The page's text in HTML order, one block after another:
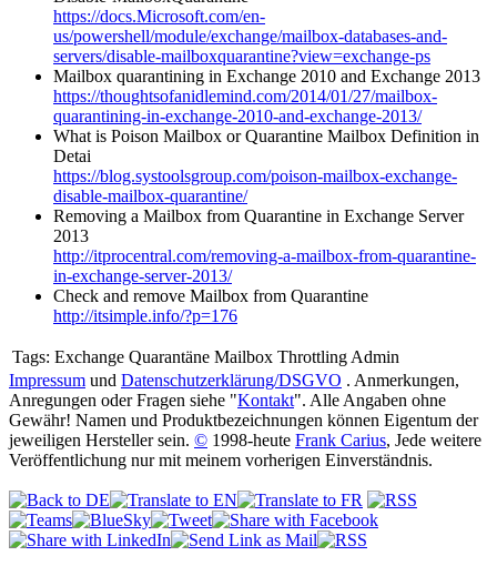
https://docs.Microsoft.com/en-
us/powershell/module/exchange/mailbox-databases-and-
servers/disable-mailboxquarantine?view=exchange-ps
Mailbox quarantining in Exchange 2010 and Exchange 2013
https://thoughtsofanidlemind.com/2014/01/27/mailbox-
quarantining-in-exchange-2010-and-exchange-2013/
What is Poison Mailbox or Quarantine Mailbox Definition in
Detai
https://blog.systoolsgroup.com/poison-mailbox-exchange-
disable-mailbox-quarantine/
Removing a Mailbox from Quarantine in Exchange Server
2013
http://itprocentral.com/removing-a-mailbox-from-quarantine-
in-exchange-server-2013/
Check and remove Mailbox from Quarantine
http://itsimple.info/?p=176
Tags: Exchange Quarantäne Mailbox Throttling Admin
Impressum und Datenschutzerklärung/DSGVO . Anmerkungen,
Anregungen oder Fragen siehe "Kontakt". Alle Angaben ohne
Gewähr! Namen und Produktbezeichnungen können Eigentum der
jeweiligen Hersteller sein. © 1998-heute Frank Carius, Jede weitere
Veröffentlichung nur mit meinem vorherigen Einverständnis.